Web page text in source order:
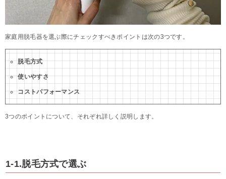
家庭用脱毛器を選ぶ際にチェックすべきポイントは次の3つです。
脱毛方式
使いやすさ
コストパフォーマンス
3つのポイントについて、それぞれ詳しく説明します。
1-1.脱毛方式で選ぶ